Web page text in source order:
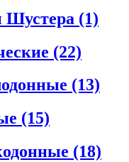
Шустера (1)
(22)
(13)
(15)
(18)